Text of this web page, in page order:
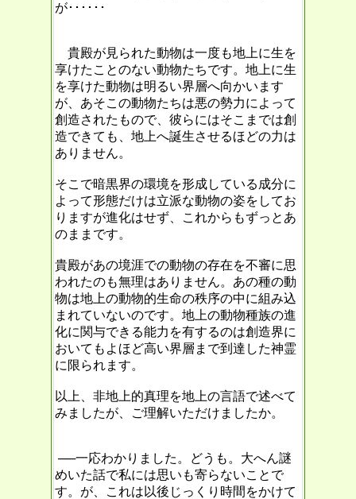
が･･････
貴殿が見られた動物は一度も地上に生を
享けたことのない動物たちです。地上に生
を享けた動物は明るい界層へ向かいます
が、あそこの動物たちは悪の勢力によって
創造されたもので、彼らにはそこまでは創
造できても、地上へ誕生させるほどの力は
ありません。
そこで暗黒界の環境を形成している成分に
よって形態だけは立派な動物の姿をしてお
りますが進化はせず、これからもずっとあ
のままです。
貴殿があの境涯での動物の存在を不審に思
われたのも無理はありません。あの種の動
物は地上の動物的生命の秩序の中に組み込
まれていないのです。地上の動物種族の進
化に関与できる能力を有するのは創造界に
おいてもよほど高い界層まで到達した神霊
に限られます。
以上、非地上的真理を地上の言語で述べて
みましたが、ご理解いただけましたか。
──一応わかりました。どうも。大へん謎
めいた話で私には思いも寄らないことで
す。が、これは以後じっくり時間をかけて